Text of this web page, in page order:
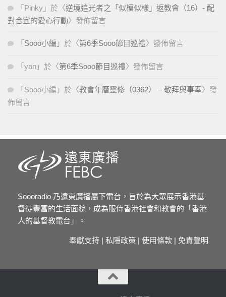
「 Pinky 」於〈逆境追光者之「似模似樣」返教會（16）- 配
對合宜的愛心行動〉發佈留言
「 Sooo小編 」於〈第6季Sooo節目巡禮〉發佈留言
「 yan 」於〈第6季Sooo節目巡禮〉發佈留言
「 Sooo小編 」於〈教會年曆靈修（0362） – 敬拜與事奉〉發
佈留言
Soooradio 乃遠東廣播屬下電台，旨於為大眾展示香港基
督徒豐富的生活面貌，成為服侍香港社會和教會的「香港
人的基督教電台」。
奉獻支持 | 私隱政策 | 使用條款 | 免責聲明